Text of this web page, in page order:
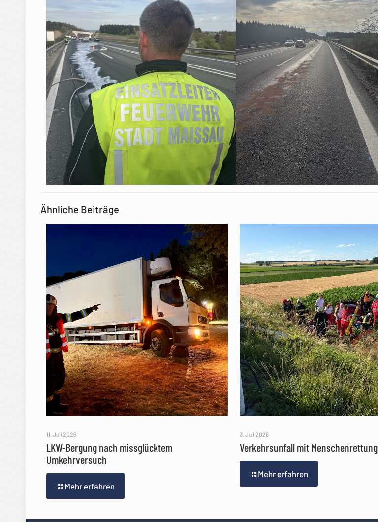
Ähnliche Beiträge
11. Juli 2026
LKW-Bergung nach missglücktem
Umkehrversuch
Mehr erfahren
3. Juli 2026
Verkehrsunfall mit Menschenrettung
Mehr erfahren